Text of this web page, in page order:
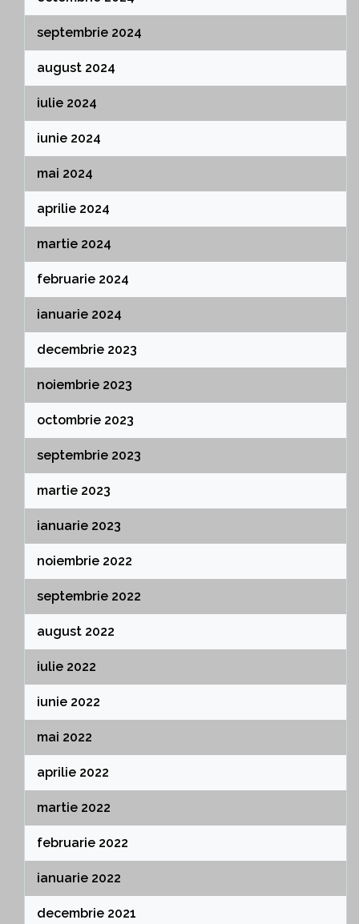
septembrie 2024
august 2024
iulie 2024
iunie 2024
mai 2024
aprilie 2024
martie 2024
februarie 2024
ianuarie 2024
decembrie 2023
noiembrie 2023
octombrie 2023
septembrie 2023
martie 2023
ianuarie 2023
noiembrie 2022
septembrie 2022
august 2022
iulie 2022
iunie 2022
mai 2022
aprilie 2022
martie 2022
februarie 2022
ianuarie 2022
decembrie 2021